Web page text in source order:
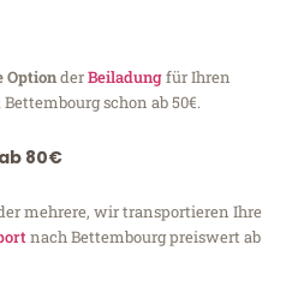
OptionderBeiladungfür Ihren
schon ab 50€.
80€
mehrere, wir transportieren Ihre
nach Bettembourg preiswert ab